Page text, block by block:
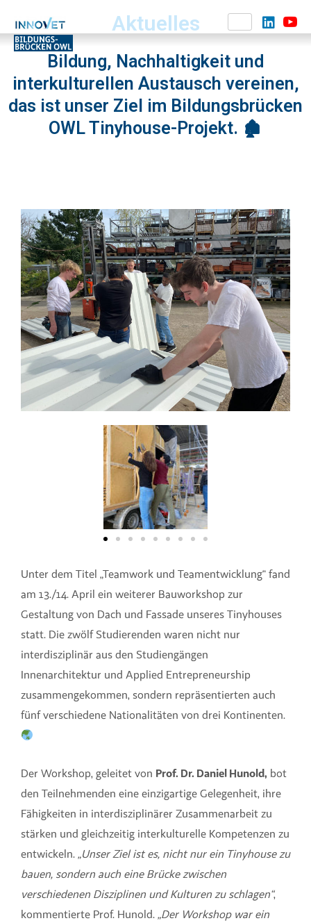
Aktuelles
Bildung, Nachhaltigkeit und
interkulturellen Austausch vereinen,
das ist unser Ziel im Bildungsbrücken
OWL Tinyhouse-Projekt. 🏚
Unter dem Titel „Teamwork und Teamentwicklung“ fand
am 13./14. April ein weiterer Bauworkshop zur
Gestaltung von Dach und Fassade unseres Tinyhouses
statt. Die zwölf Studierenden waren nicht nur
interdisziplinär aus den Studiengängen
Innenarchitektur und Applied Entrepreneurship
zusammengekommen, sondern repräsentierten auch
fünf verschiedene Nationalitäten von drei Kontinenten.
Der Workshop, geleitet von Prof. Dr. Daniel Hunold, bot
den Teilnehmenden eine einzigartige Gelegenheit, ihre
Fähigkeiten in interdisziplinärer Zusammenarbeit zu
stärken und gleichzeitig interkulturelle Kompetenzen zu
entwickeln. „Unser Ziel ist es, nicht nur ein Tinyhouse zu
bauen, sondern auch eine Brücke zwischen
verschiedenen Disziplinen und Kulturen zu schlagen“,
kommentierte Prof. Hunold. „Der Workshop war ein